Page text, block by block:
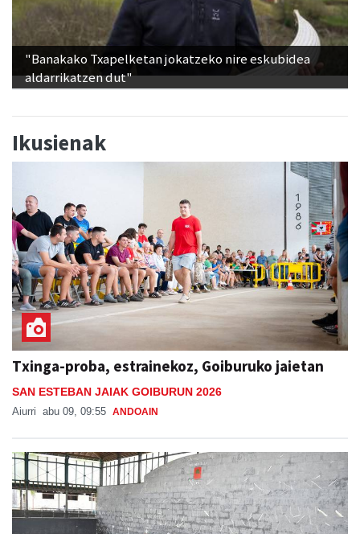
"Banakako Txapelketan jokatzeko nire eskubidea
aldarrikatzen dut"
Ikusienak
Txinga-proba, estrainekoz, Goiburuko jaietan
SAN ESTEBAN JAIAK GOIBURUN 2026
Aiurri abu 09, 09:55 ANDOAIN